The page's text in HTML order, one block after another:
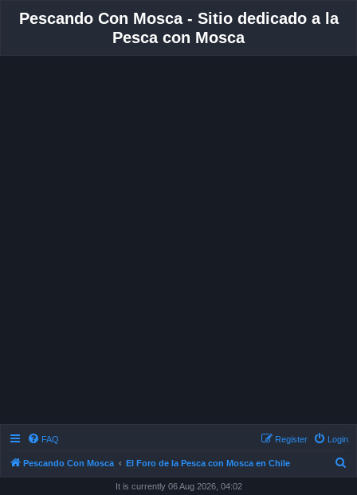
Pescando Con Mosca - Sitio dedicado a la
Pesca con Mosca
FAQ Login
Register
Pescando Con Mosca El Foro de la Pesca con Mosca en Chile
It is currently 06 Aug 2026, 04:02